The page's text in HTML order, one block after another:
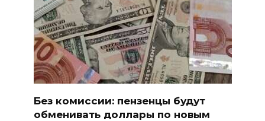
Без комиссии: пензенцы будут
обменивать доллары по новым